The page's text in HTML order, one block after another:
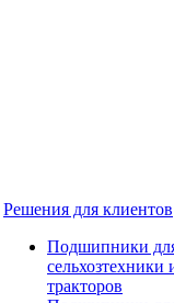
Решения для клиентов
Подшипники
сельхозтехники
тракторов